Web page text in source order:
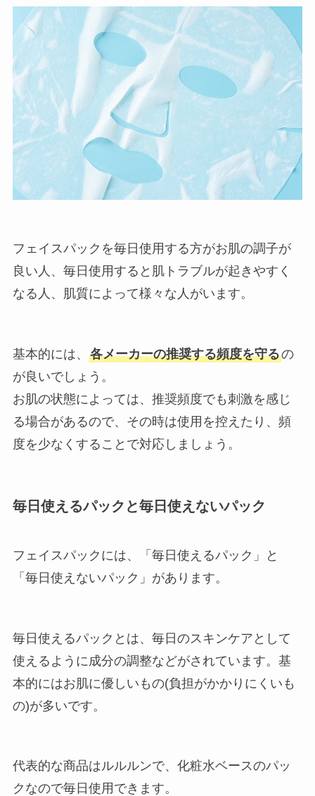
フェイスパックを毎日使用する方がお肌の調子が
良い人、毎日使用すると肌トラブルが起きやすく
なる人、肌質によって様々な人がいます。
基本的には、 各メーカーの推奨する頻度を守るの
が良いでしょう。
お肌の状態によっては、推奨頻度でも刺激を感じ
る場合があるので、その時は使用を控えたり、頻
度を少なくすることで対応しましょう。
毎日使えるパックと毎日使えないパック
フェイスパックには、「毎日使えるパック」と
「毎日使えないパック」があります。
毎日使えるパックとは、毎日のスキンケアとして
使えるように成分の調整などがされています。基
本的にはお肌に優しいもの(負担がかかりにくいも
の)が多いです。
代表的な商品はルルルンで、化粧水ベースのパッ
クなので毎日使用できます。